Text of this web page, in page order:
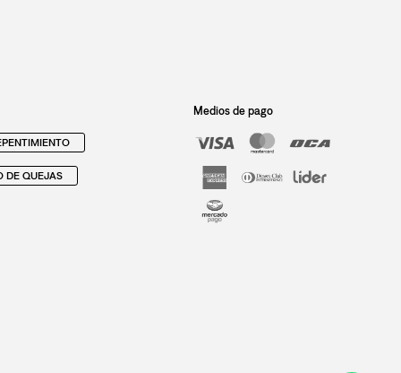
DE QUEJAS
Medios de pago